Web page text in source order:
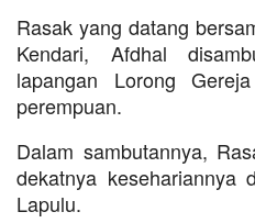
Rasak yang datang
Kendari, Afdhal
lapangan Lorong
perempuan.
Dalam sambutannya,
dekatnya kesehariannya
Lapulu.